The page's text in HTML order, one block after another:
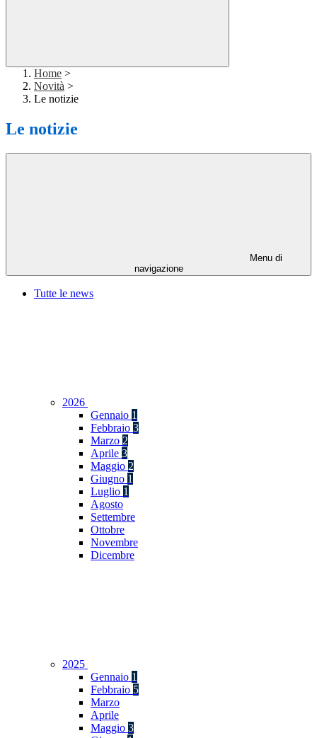
Home >
Novità >
Le notizie
Le notizie
Menu di
navigazione
Tutte le news
2026
Gennaio 1
Febbraio 3
Marzo 2
Aprile 3
Maggio 2
Giugno 1
Luglio 1
Agosto
Settembre
Ottobre
Novembre
Dicembre
2025
Gennaio 1
Febbraio 5
Marzo
Aprile
Maggio 3